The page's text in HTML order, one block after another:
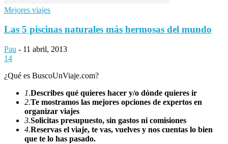
Mejores viajes
Las 5 piscinas naturales más hermosas del mundo
Pau - 11 abril, 2013
14
¿Qué es BuscoUnViaje.com?
1.Describes qué quieres hacer y/o dónde quieres ir
2.Te mostramos las mejores opciones de expertos en
organizar viajes
3.Solicitas presupuesto, sin gastos ni comisiones
4.Reservas el viaje, te vas, vuelves y nos cuentas lo bien
que te lo has pasado.